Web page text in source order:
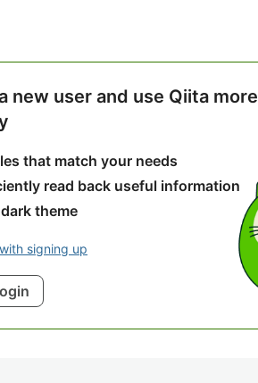
new user and use Qiita more
that match your needs
read back useful information
theme
signing up